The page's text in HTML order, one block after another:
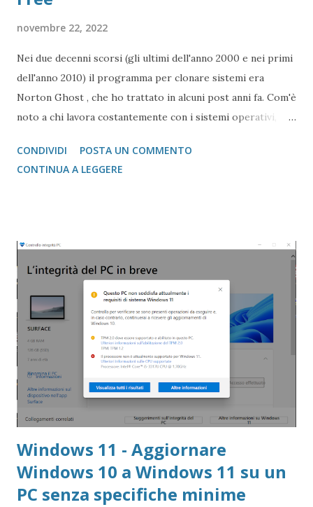
novembre 22, 2022
Nei due decenni scorsi (gli ultimi dell'anno 2000 e nei primi
dell'anno 2010) il programma per clonare sistemi era
Norton Ghost , che ho trattato in alcuni post anni fa. Com'è
noto a chi lavora costantemente con i sistemi operativi,
novembre 2009), ovvero a più di un decennio fa e chi ha
provato a fare delle clonazioni di sistema si sarà reso conto
CONDIVIDI
POSTA UN COMMENTO
CONTINUA A LEGGERE
Windows 11 - Aggiornare
Windows 10 a Windows 11 su un
PC senza specifiche minime